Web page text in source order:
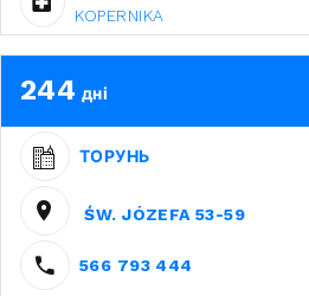
KOPERNIKA
244 дні
ТОРУНЬ
ŚW. JÓZEFA 53-59
566 793 444